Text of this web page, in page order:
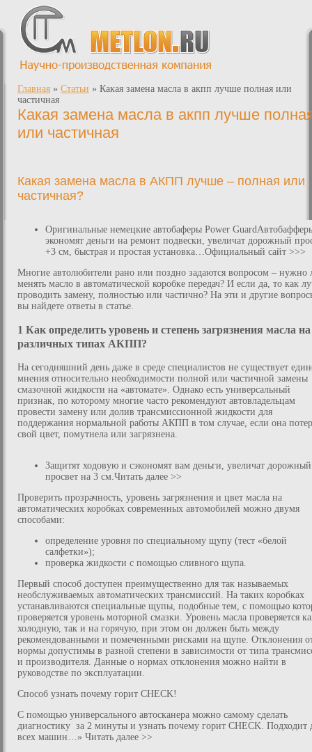
Главная » Статьи » Какая замена масла в акпп лучше полная или
частичная
Какая замена масла в акпп лучше
или частичная
Какая замена масла в АКПП лучше – полная или
частичная?
Оригинальные немецкие автобаферы Power
экономят деньги на ремонт подвески, увеличат дорожный
+3 см, быстрая и простая установка…Официальный сайт >>>
Многие автолюбители рано или поздно задаются вопросом – нужно
менять масло в автоматической коробке передач? И если да, то как
проводить замену, полностью или частично? На эти и другие
вы найдете ответы в статье.
1 Как определить уровень и степень загрязнения масла на
различных типах АКПП?
На сегодняшний день даже в среде специалистов не существует
мнения относительно необходимости полной или частичной замены
смазочной жидкости на «автомате». Однако есть универсальный
признак, по которому многие часто рекомендуют автовладельцам
провести замену или долив трансмиссионной жидкости для
поддержания нормальной работы АКПП в том случае, если она
свой цвет, помутнела или загрязнена.
Защитят ходовую и сэкономят вам деньги, увеличат дорожный
просвет на 3 см.Читать далее >>
Проверить прозрачность, уровень загрязнения и цвет масла на
автоматических коробках современных автомобилей можно двумя
способами:
определение уровня по специальному щупу (тест «белой
салфетки»);
проверка жидкости с помощью сливного щупа.
Первый способ доступен преимущественно для так называемых
необслуживаемых автоматических трансмиссий. На таких коробках
устанавливаются специальные щупы, подобные тем, с помощью
проверяется уровень моторной смазки. Уровень масла проверяется
холодную, так и на горячую, при этом он должен быть между
рекомендованными и помеченными рисками на щупе. Отклонения
нормы допустимы в разной степени в зависимости от типа
и производителя. Данные о нормах отклонения можно найти в
руководстве по эксплуатации.
Способ узнать почему горит CHECK!
С помощью универсального автосканера можно самому сделать
диагностику за 2 минуты и узнать почему горит CHECK. Подходит
всех машин…» Читать далее >>